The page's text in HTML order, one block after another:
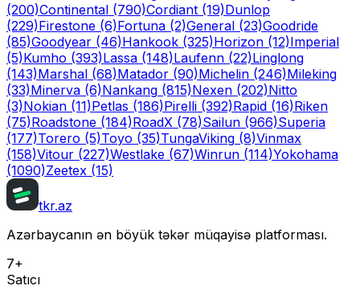
(200)Continental (790)Cordiant (19)Dunlop
(229)Firestone (6)Fortuna (2)General (23)Goodride
(85)Goodyear (46)Hankook (325)Horizon (12)Imperial
(5)Kumho (393)Lassa (148)Laufenn (22)Linglong
(143)Marshal (68)Matador (90)Michelin (246)Mileking
(33)Minerva (6)Nankang (815)Nexen (202)Nitto
(3)Nokian (11)Petlas (186)Pirelli (392)Rapid (16)Riken
(75)Roadstone (184)RoadX (78)Sailun (966)Superia
(177)Torero (5)Toyo (35)TungaViking (8)Vinmax
(158)Vitour (227)Westlake (67)Winrun (114)Yokohama
(1090)Zeetex (15)
tkr.az
Azərbaycanın ən böyük təkər müqayisə platforması.
7+
Satıcı